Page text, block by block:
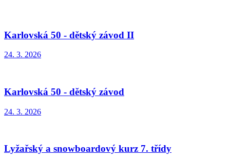
Karlovská 50 - dětský závod II
24. 3. 2026
Karlovská 50 - dětský závod
24. 3. 2026
Lyžařský a snowboardový kurz 7. třídy